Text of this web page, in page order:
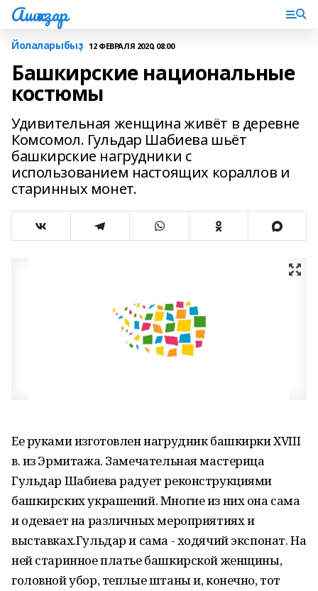
Ашҡаҙар
Йолаларыбыҙ 12 ФЕВРАЛЯ 2020, 08:00
Башкирские национальные
костюмы
Удивительная женщина живёт в деревне
Комсомол. Гульдар Шабиева шьёт
башкирские нагрудники с
использованием настоящих кораллов и
старинных монет.
Ее руками изготовлен нагрудник башкирки XVIII
в. из Эрмитажа. Замечательная мастерица
Гульдар Шабиева радует реконструкциями
башкирских украшений. Многие из них она сама
и одевает на различных мероприятиях и
выставках.Гульдар и сама - ходячий экспонат. На
ней старинное платье башкирской женщины,
головной убор, теплые штаны и, конечно, тот